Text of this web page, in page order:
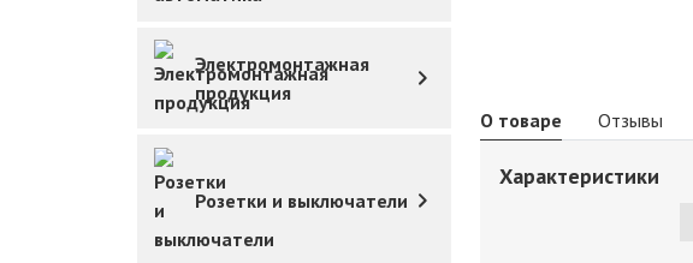
Электромонтажная
продукция
Розетки и выключатели
О товаре Отзывы
Характеристики